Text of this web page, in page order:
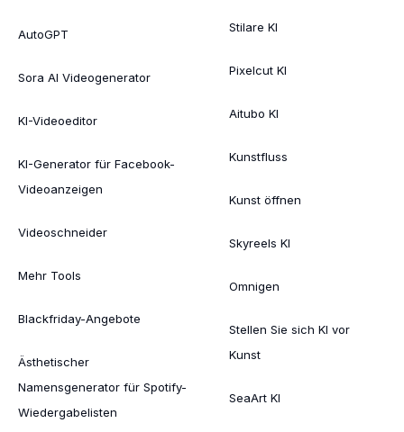
AutoGPT
Sora AI Videogenerator
KI-Videoeditor
KI-Generator für Facebook-
Videoanzeigen
Videoschneider
Mehr Tools
Blackfriday-Angebote
Ästhetischer
Namensgenerator für Spotify-
Wiedergabelisten
Stilare KI
Pixelcut KI
Aitubo KI
Kunstfluss
Kunst öffnen
Skyreels KI
Omnigen
Stellen Sie sich KI vor
Kunst
SeaArt KI